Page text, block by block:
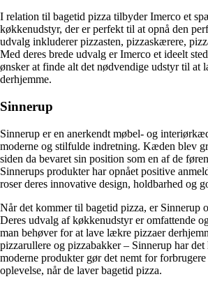
I relation til bagetid pizza tilbyder Imerco et
køkkenudstyr, der er perfekt til at opnå den
udvalg inkluderer pizzasten, pizzaskærere,
Med deres brede udvalg er Imerco et ideelt
ønsker at finde alt det nødvendige udstyr til at
derhjemme.
Sinnerup
Sinnerup er en anerkendt møbel- og
moderne og stilfulde indretning. Kæden blev
siden da bevaret sin position som en af de
Sinnerups produkter har opnået positive
roser deres innovative design, holdbarhed og
Når det kommer til bagetid pizza, er Sinnerup
Deres udvalg af køkkenudstyr er omfattende
man behøver for at lave lækre pizzaer
pizzarullere og pizzabakker – Sinnerup har
moderne produkter gør det nemt for
oplevelse, når de laver bagetid pizza.